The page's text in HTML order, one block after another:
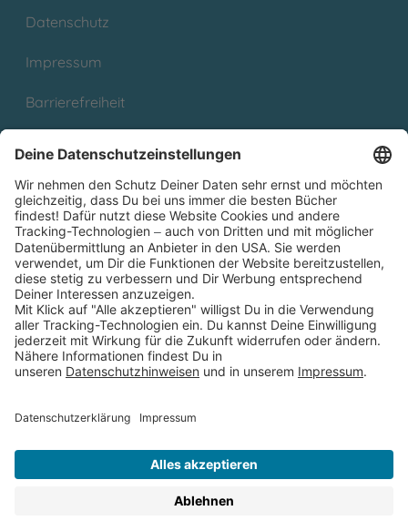
Datenschutz
Impressum
Barrierefreiheit
Partnerprogramm (Affiliate)
Folge uns auf
* Versandkostenfrei ab 9,00 € Bestellwert innerhalb
Deutschlands
** Lieferzeit 1-3 Werktage innerhalb Deutschlands
Thienemann-Esslinger Verlag GmbH, Blumenstraße 36, D-70182